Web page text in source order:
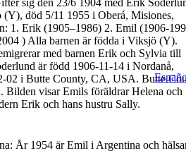
År 1954 är Emil i Argentina och
sig den 23/6 1904 med Erik
(Y), död 5/11 1955 i Oberá, Misiones,
1. Erik (1905–1986) 2. Emil (1906-
) Alla barnen är födda i Viksjö (Y).
med barnen Erik och Sylvia till
är född 1906-11-14 i Nordanå,
02 i Butte County, CA, USA. Butte
Bilden visar Emils föräldrar Helena och
Erik och hans hustru Sally.